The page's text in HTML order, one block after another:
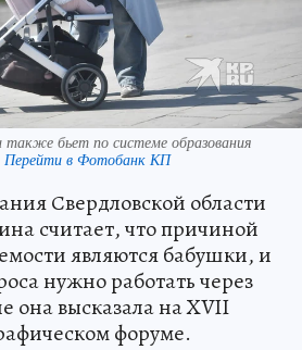
бьет по системе образования
Перейти в Фотобанк КП
Свердловской области
считает, что причиной
являются бабушки, и
нужно работать через
она высказала на XVII
форуме.